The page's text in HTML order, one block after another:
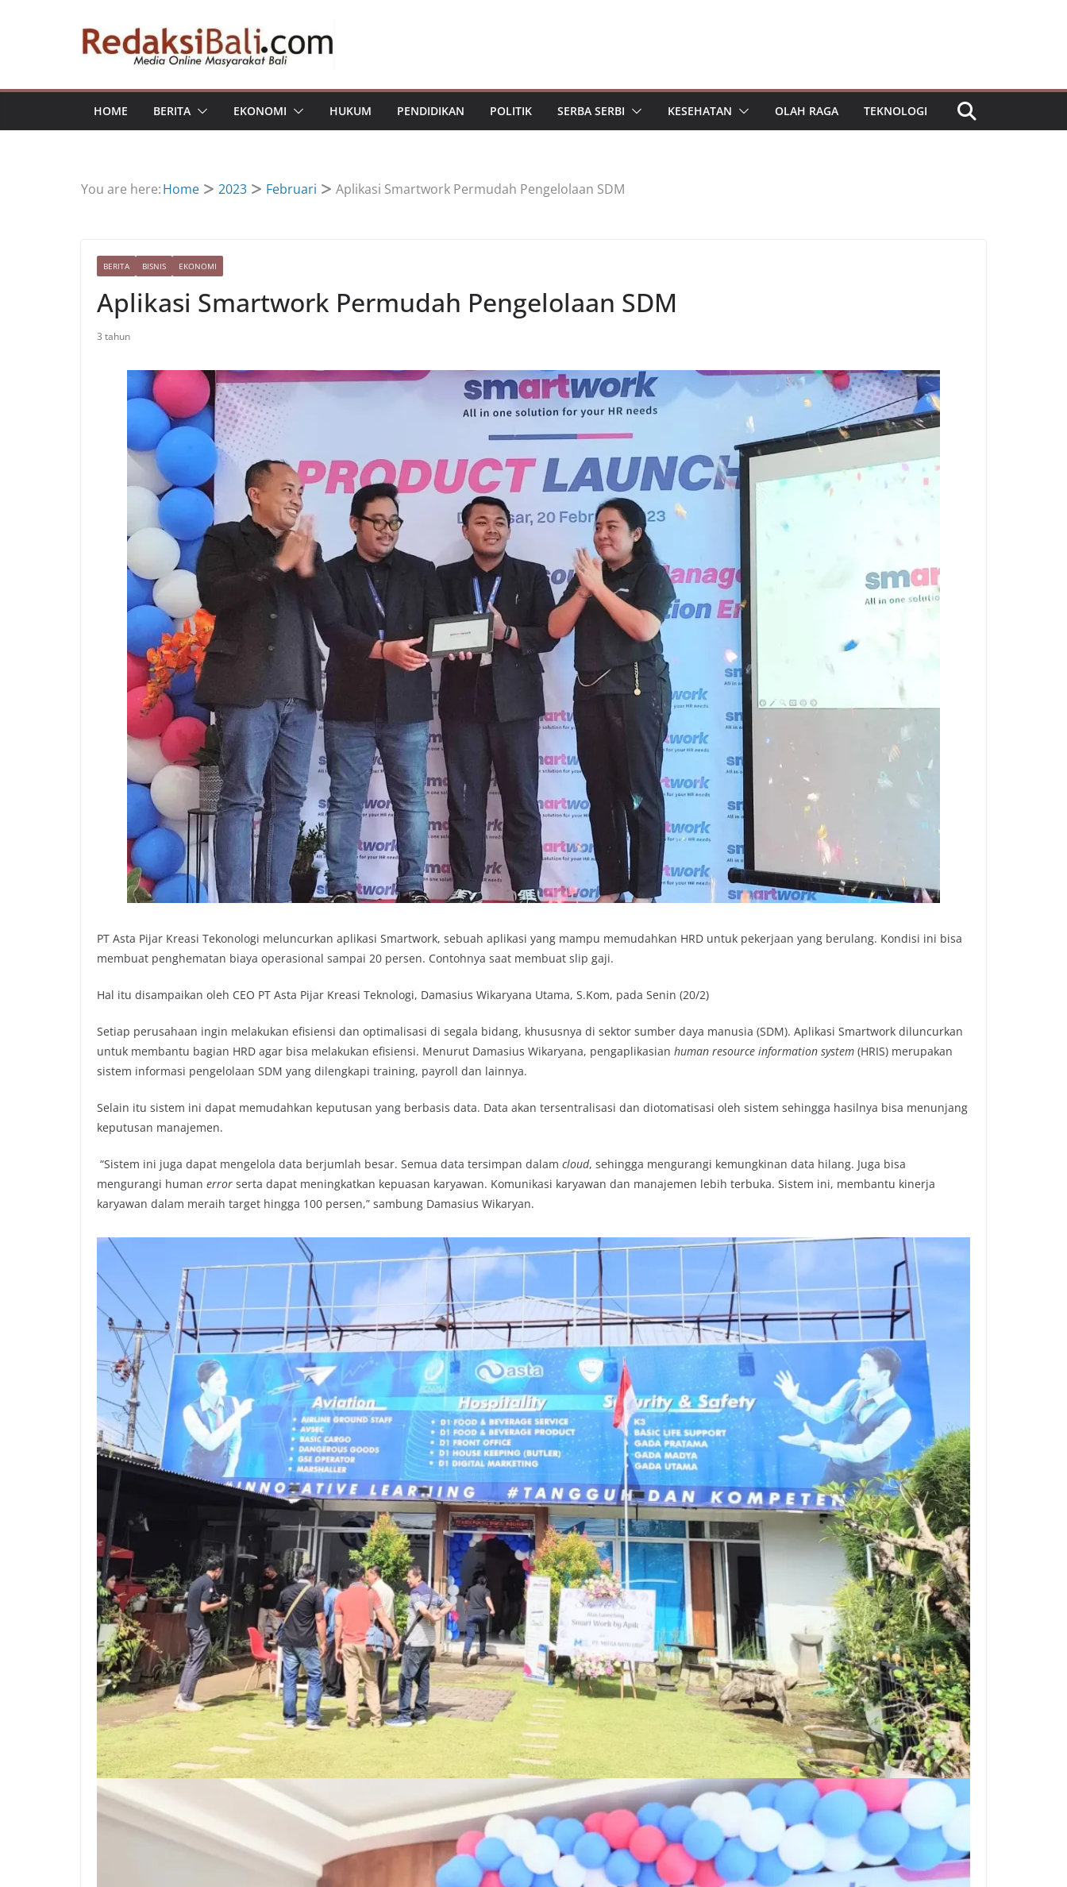
HOME BERITA EKONOMI HUKUM PENDIDIKAN POLITIK SERBA SERBI KESEHATAN OLAH RAGA TEKNOLOGI
You are here:Home 2023 Februari Aplikasi Smartwork Permudah Pengelolaan SDM
BERITA BISNIS EKONOMI
Aplikasi Smartwork Permudah Pengelolaan SDM
3 tahun
PT Asta Pijar Kreasi Tekonologi meluncurkan aplikasi Smartwork, sebuah aplikasi yang mampu memudahkan HRD untuk pekerjaan yang berulang. Kondisi ini bisa
membuat penghematan biaya operasional sampai 20 persen. Contohnya saat membuat slip gaji.
Hal itu disampaikan oleh CEO PT Asta Pijar Kreasi Teknologi, Damasius Wikaryana Utama, S.Kom, pada Senin (20/2)
Setiap perusahaan ingin melakukan efisiensi dan optimalisasi di segala bidang, khususnya di sektor sumber daya manusia (SDM). Aplikasi Smartwork diluncurkan
untuk membantu bagian HRD agar bisa melakukan efisiensi. Menurut Damasius Wikaryana, pengaplikasian human resource information system (HRIS) merupakan
sistem informasi pengelolaan SDM yang dilengkapi training, payroll dan lainnya.
Selain itu sistem ini dapat memudahkan keputusan yang berbasis data. Data akan tersentralisasi dan diotomatisasi oleh sistem sehingga hasilnya bisa menunjang
keputusan manajemen.
“Sistem ini juga dapat mengelola data berjumlah besar. Semua data tersimpan dalam cloud, sehingga mengurangi kemungkinan data hilang. Juga bisa
mengurangi human error serta dapat meningkatkan kepuasan karyawan. Komunikasi karyawan dan manajemen lebih terbuka. Sistem ini, membantu kinerja
karyawan dalam meraih target hingga 100 persen,” sambung Damasius Wikaryan.